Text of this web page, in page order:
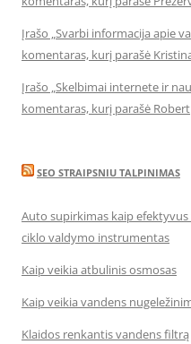
Įrašo „Svarbi informacija apie
komentaras, kurį parašė
Įrašo „Skelbimai internete ir
komentaras, kurį parašė Robert
SEO STRAIPSNIU TALPINIMAS
Auto supirkimas kaip
ciklo valdymo instrumentas
Kaip veikia atbulinis osmosas
Kaip veikia vandens
Klaidos renkantis vandens filtrą